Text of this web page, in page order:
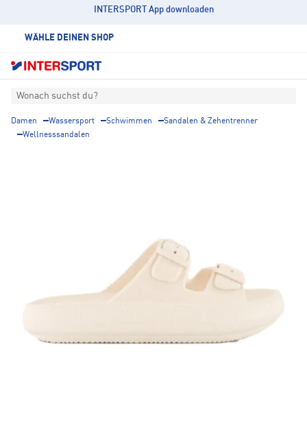
INTERSPORT App downloaden
WÄHLE DEINEN SHOP
Wonach suchst du?
Damen Wassersport Schwimmen
Sandalen & Zehentrenner
Wellnesssandalen